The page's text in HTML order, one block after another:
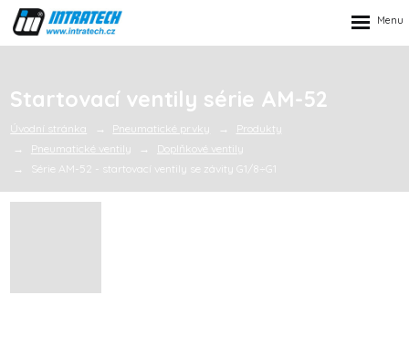
Startovací ventily série AM-52
Úvodní stránka Pneumatické prvky
Produkty
Pneumatické ventily
Doplňkové ventily
Série AM-52 - startovací ventily se závity G1/8÷G1